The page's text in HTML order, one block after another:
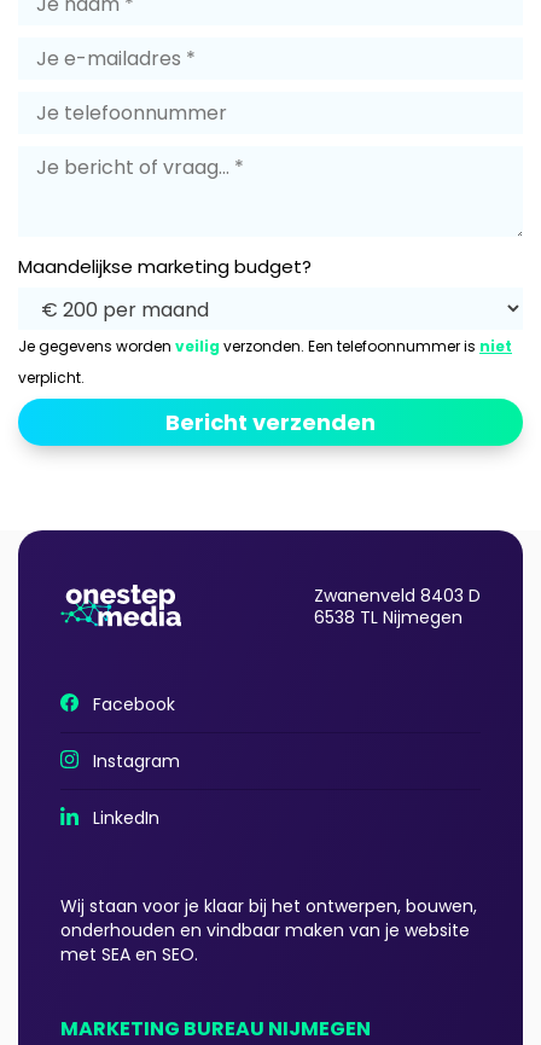
Maandelijkse marketing budget?
Je gegevens worden veiligverzonden. Een telefoonnummer is niet
verplicht.
Zwanenveld 8403 D
6538 TL Nijmegen
Facebook
Instagram
LinkedIn
Wij staan voor je klaar bij het ontwerpen, bouwen,
onderhouden en vindbaar maken van je website
met SEA en SEO.
MARKETING BUREAU NIJMEGEN